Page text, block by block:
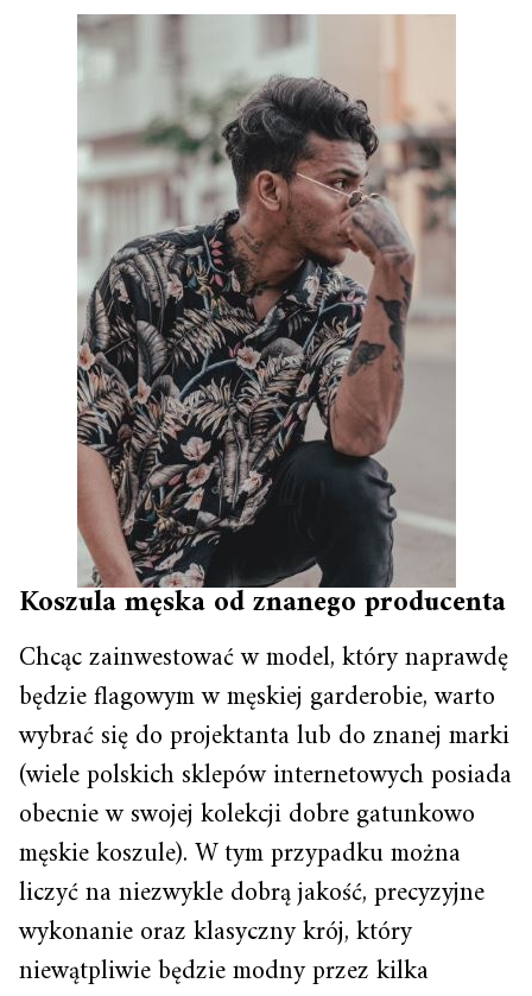
Koszula męska od znanego producenta
Chcąc zainwestować w model, który naprawdę
będzie flagowym w męskiej garderobie, warto
wybrać się do projektanta lub do znanej marki
(wiele polskich sklepów internetowych posiada
obecnie w swojej kolekcji dobre gatunkowo
męskie koszule). W tym przypadku można
liczyć na niezwykle dobrą jakość, precyzyjne
wykonanie oraz klasyczny krój, który
niewątpliwie będzie modny przez kilka